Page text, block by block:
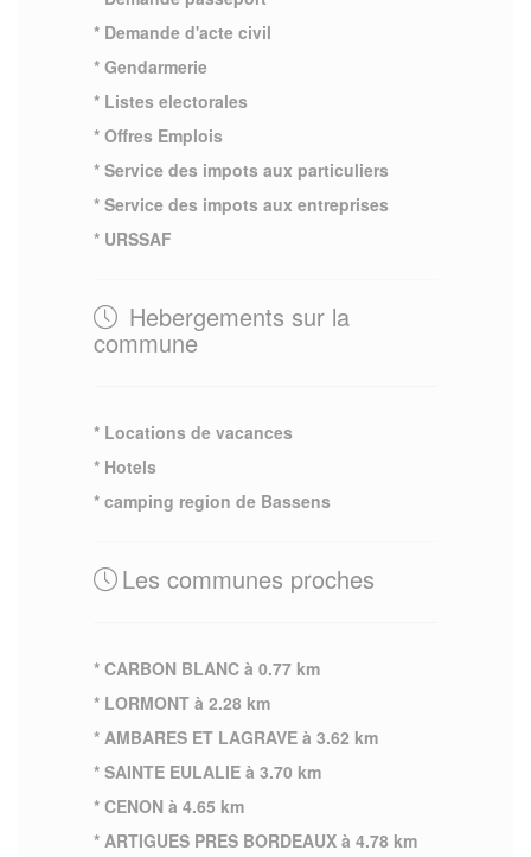
* Demande d'acte civil
* Gendarmerie
* Listes electorales
* Offres Emplois
* Service des impots aux particuliers
* Service des impots aux entreprises
* URSSAF
Hebergements sur la
commune
* Locations de vacances
* Hotels
* camping region de Bassens
Les communes proches
* CARBON BLANC à 0.77 km
* LORMONT à 2.28 km
* AMBARES ET LAGRAVE à 3.62 km
* SAINTE EULALIE à 3.70 km
* CENON à 4.65 km
* ARTIGUES PRES BORDEAUX à 4.78 km